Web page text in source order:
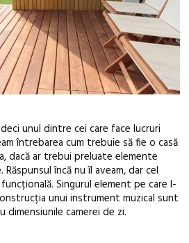
unul dintre cei care face lucruri
întrebarea cum trebuie să fie o casă
dacă ar trebui preluate elemente
încă nu îl aveam, dar cel
Singurul element pe care l-
unui instrument muzical sunt
camerei de zi.